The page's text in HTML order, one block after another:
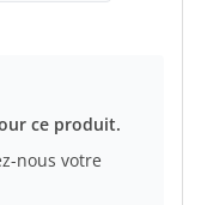
ce produit.
nous votre